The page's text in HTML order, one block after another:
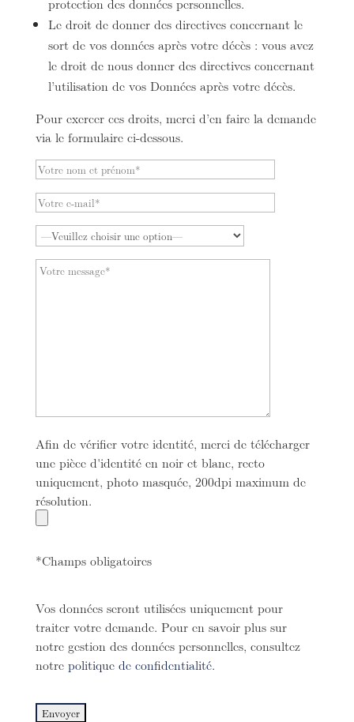
Le droit de donner des directives concernant le
sort de vos données après votre décès : vous avez
le droit de nous donner des directives concernant
l’utilisation de vos Données après votre décès.
Pour exercer ces droits, merci d’en faire la demande
via le formulaire ci-dessous.
Afin de vérifier votre identité, merci de télécharger
une pièce d'identité en noir et blanc, recto
uniquement, photo masquée, 200dpi maximum de
résolution.
*Champs obligatoires
Vos données seront utilisées uniquement pour
traiter votre demande. Pour en savoir plus sur
notre gestion des données personnelles, consultez
notre politique de confidentialité.